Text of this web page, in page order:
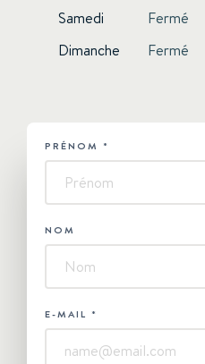
Samedi
Fermé
Dimanche
Fermé
HUBSPOT
PRÉNOM *
NOM
E-MAIL *